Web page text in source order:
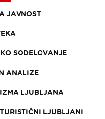
JAVNOST
SODELOVANJE
ANALIZE
LJUBLJANA
LJUBLJANI